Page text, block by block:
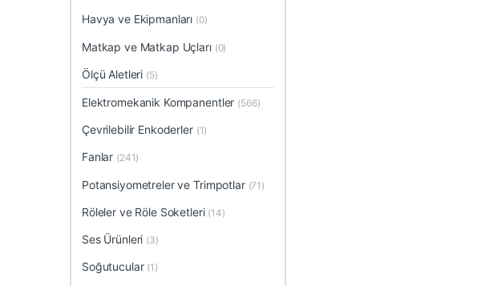
Havya ve Ekipmanları (0)
Matkap ve Matkap Uçları (0)
Ölçü Aletleri (5)
Elektromekanik Kompanentler (566)
Çevrilebilir Enkoderler (1)
Fanlar (241)
Potansiyometreler ve Trimpotlar (71)
Röleler ve Röle Soketleri (14)
Ses Ürünleri (3)
Soğutucular (1)